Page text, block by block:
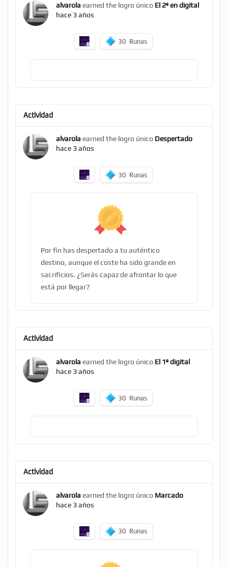
alvarola earned the logro único El 2º en digital
hace 3 años
30 Runas
Actividad
alvarola earned the logro único Despertado
hace 3 años
30 Runas
Por fin has despertado a tu auténtico
destino, aunque el coste ha sido grande en
sacrificios. ¿Serás capaz de afrontar lo que
está por llegar?
Actividad
alvarola earned the logro único El 1º digital
hace 3 años
30 Runas
Actividad
alvarola earned the logro único Marcado
hace 3 años
30 Runas